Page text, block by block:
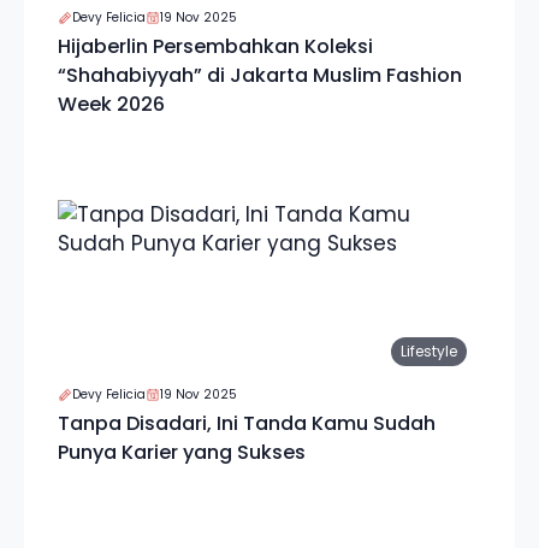
Devy Felicia 19 Nov 2025
Hijaberlin Persembahkan Koleksi
“Shahabiyyah” di Jakarta Muslim Fashion
Week 2026
Lifestyle
Devy Felicia 19 Nov 2025
Tanpa Disadari, Ini Tanda Kamu Sudah
Punya Karier yang Sukses